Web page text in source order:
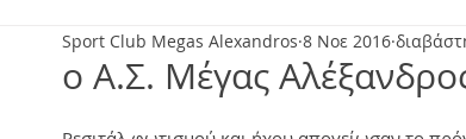
Διάφορες εκδηλώσεις Ανακοινώσεις
ο Α.Σ. Mέγας
Sport Club Megas Alexandros 8 Νοε 2016